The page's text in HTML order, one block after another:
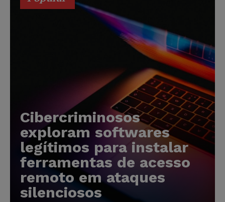
Cibercriminosos
exploram softwares
legítimos para instalar
ferramentas de acesso
remoto em ataques
silenciosos